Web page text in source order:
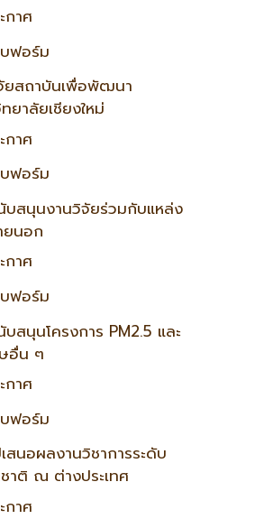
กาศ
ฟอร์ม
ยสถาบันเพื่อพัฒนา
ยาลัยเชียงใหม่
กาศ
ฟอร์ม
บสนุนงานวิจัยร่วมกับแหล่ง
ยนอก
กาศ
ฟอร์ม
สนุนโครงการ PM2.5 และ
อื่น ๆ
กาศ
ฟอร์ม
สนอผลงานวิชาการระดับ
าติ ณ ต่างประเทศ
กาศ